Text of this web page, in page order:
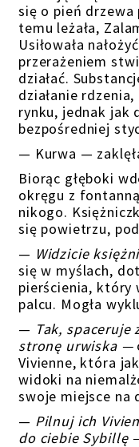
się o pień
temu leżała,
Usiłowała
przerażeniem
działać.
działanie
rynku, jednak jak
bezpośredniej
— Kurwa —
Biorąc głęboki
okręgu z
nikogo.
się powietrzu,
— Widzicie
się w myślach,
pierścienia, który
palcu. Mogła
— Tak,
stronę urwiska —
Vivienne, która
widoki na
swoje miejsce na
— Pilnuj ich
do ciebie Sybillę